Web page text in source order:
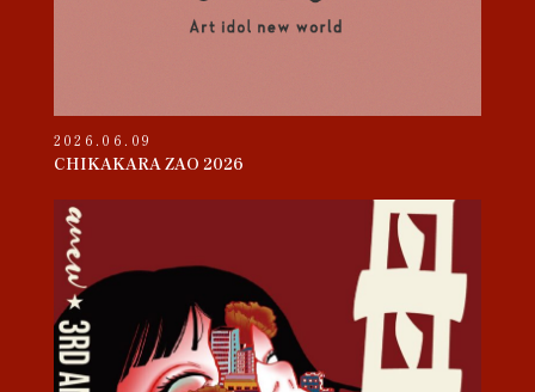
2026.06.09
CHIKAKARA ZAO 2026